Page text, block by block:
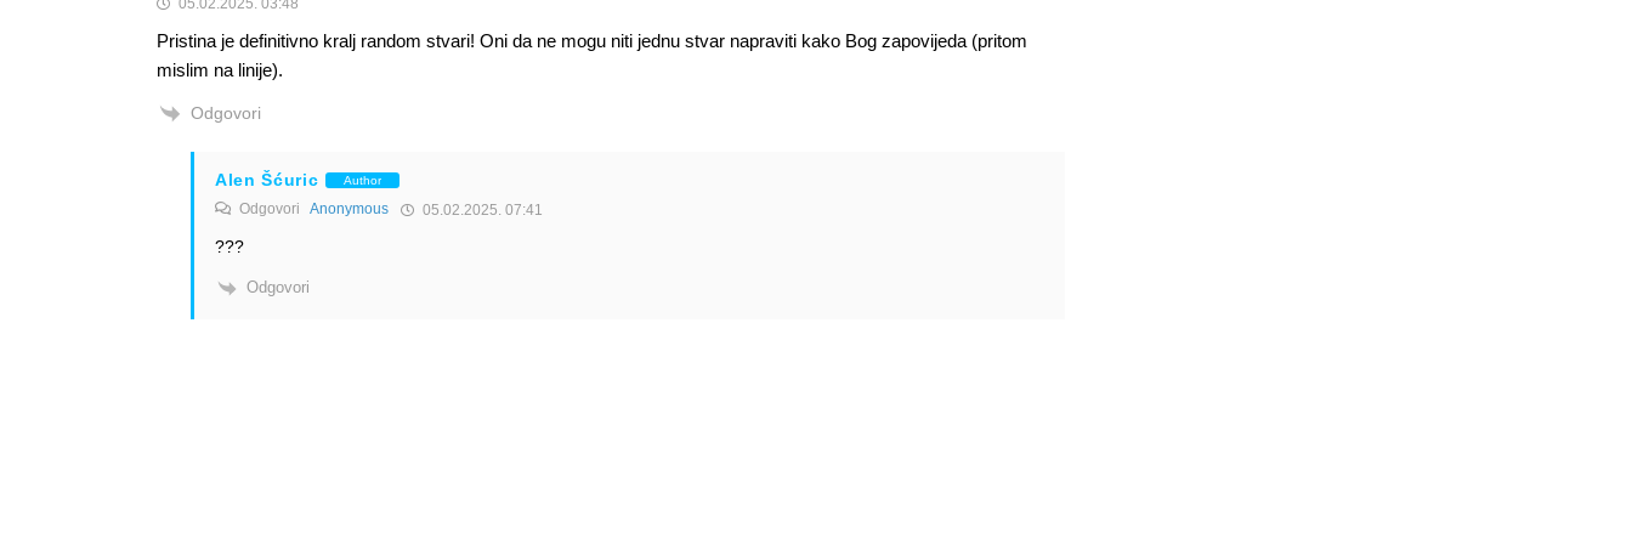
05.02.2025. 03:48
Pristina je definitivno kralj random stvari! Oni da ne mogu niti jednu stvar napraviti kako Bog zapovijeda (pritom
mislim na linije).
Odgovori
Alen Šćuric Author
Odgovori Anonymous 05.02.2025. 07:41
???
Odgovori